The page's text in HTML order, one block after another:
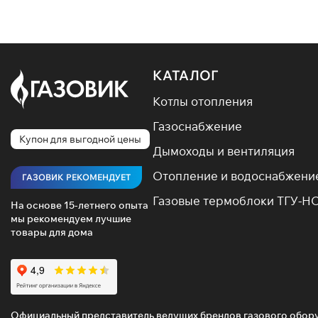
20%
Цена
Купон для выгодной цены
ГАЗОВИК РЕКОМЕНДУЕТ
На основе 15-летнего опыта
мы рекомендуем лучшие
товары для дома
КАТАЛОГ
Котлы отопления
Газоснабжение
Дымоходы и вентиляция
Отопление и
Газовые термоблоки ТГУ-
Официальный представитель ведущих брендов газового